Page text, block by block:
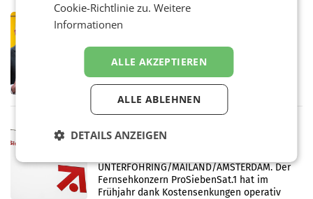
ersten Halbjahr trotz schwachem
Briefgeschäft
WIEN Die Österreichische Post AG hat im
ersten Halbjahr 2026 einen Konzernumsatz
von 1.544,0 Mio. EUR erwirtschaftet, was
einem Plus von 3,8 Prozent gegenüber dem
Vergleichszeitraum
ProSiebenSat.1 spart und macht
UNTERFÖHRING/MAILAND/AMSTERDAM. Der
Fernsehkonzern ProSiebenSat.1 hat im
Frühjahr dank Kostensenkungen operativ
Cookie-Richtlinie zu.Weitere
Informationen
ALLE AKZEPTIEREN
ALLE ABLEHNEN
DETAILS ANZEIGEN